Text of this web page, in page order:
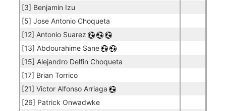
[3] Benjamin Izu
[5] Jose Antonio Choqueta
[12] Antonio Suarez
[13] Abdourahime Sane
[15] Alejandro Delfin Choqueta
[17] Brian Torrico
[21] Victor Alfonso Arriaga
[26] Patrick Onwadwke